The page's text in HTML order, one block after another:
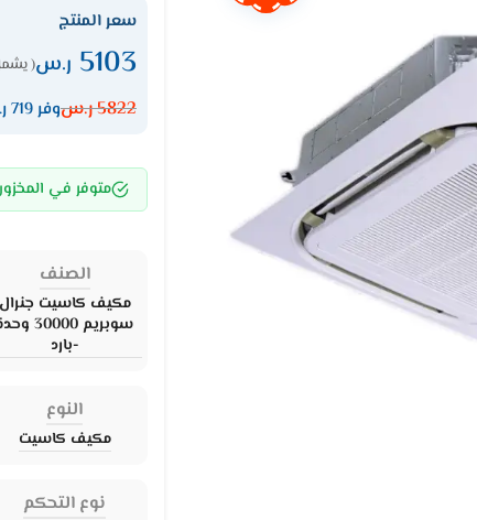
سعر المنتج
5103 ر.س(
5822ر.سوفر 719 ر.س
متوفر في
الصنف
مكيف كاسيت جنرال
سوبريم 30000
-بارد
النوع
مكيف كاسيت
نوع التحكم